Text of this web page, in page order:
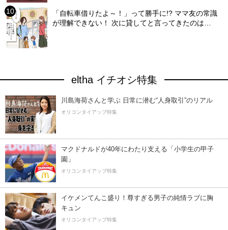
「自転車借りたよ～！」って勝手に!? ママ友の常識
が理解できない！ 次に貸してと言ってきたのは…
eltha イチオシ特集
川島海荷さんと学ぶ 日常に潜む“人身取引”のリアル
オリコンタイアップ特集
マクドナルドが40年にわたり支える「小学生の甲子
園」
オリコンタイアップ特集
イケメンてんこ盛り！尊すぎる男子の純情ラブに胸
キュン
オリコンタイアップ特集